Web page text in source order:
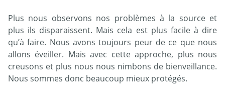
Plus nous observons nos problèmes à la source et
plus ils disparaissent. Mais cela est plus facile à dire
qu’à faire. Nous avons toujours peur de ce que nous
allons éveiller. Mais avec cette approche, plus nous
creusons et plus nous nous nimbons de bienveillance.
Nous sommes donc beaucoup mieux protégés.